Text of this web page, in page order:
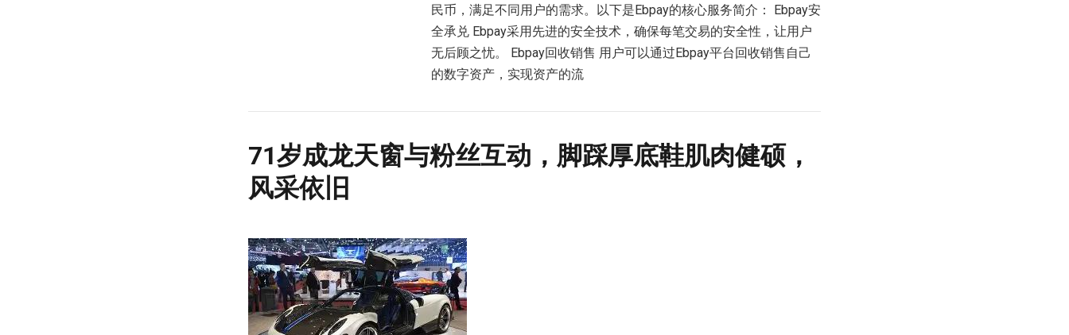
民币，满足不同用户的需求。以下是Ebpay的核心服务简介： Ebpay安
全承兑 Ebpay采用先进的安全技术，确保每笔交易的安全性，让用户
无后顾之忧。 Ebpay回收销售 用户可以通过Ebpay平台回收销售自己
的数字资产，实现资产的流
71岁成龙天窗与粉丝互动，脚踩厚底鞋肌肉健硕，
风采依旧